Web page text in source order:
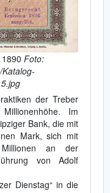
Foto:
der Treber
Im
Bank, die mit
Mark, sich mit
an der
von Adolf
Dienstag“ in die